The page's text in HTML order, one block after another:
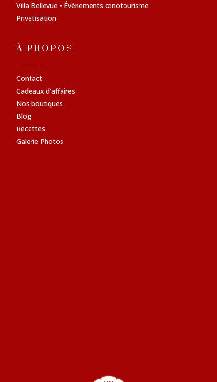
Villa Bellevue • Évènements œnotourisme
Privatisation
À PROPOS
Contact
Cadeaux d’affaires
Nos boutiques
Blog
Recettes
Galerie Photos